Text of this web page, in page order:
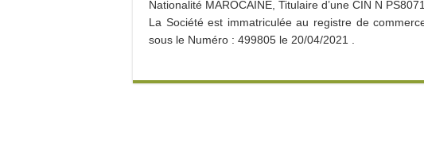
Nationalité MAROCAINE, Titulaire d’une CIN N
La Société est immatriculée au registre de
sous le Numéro : 499805 le 20/04/2021 .